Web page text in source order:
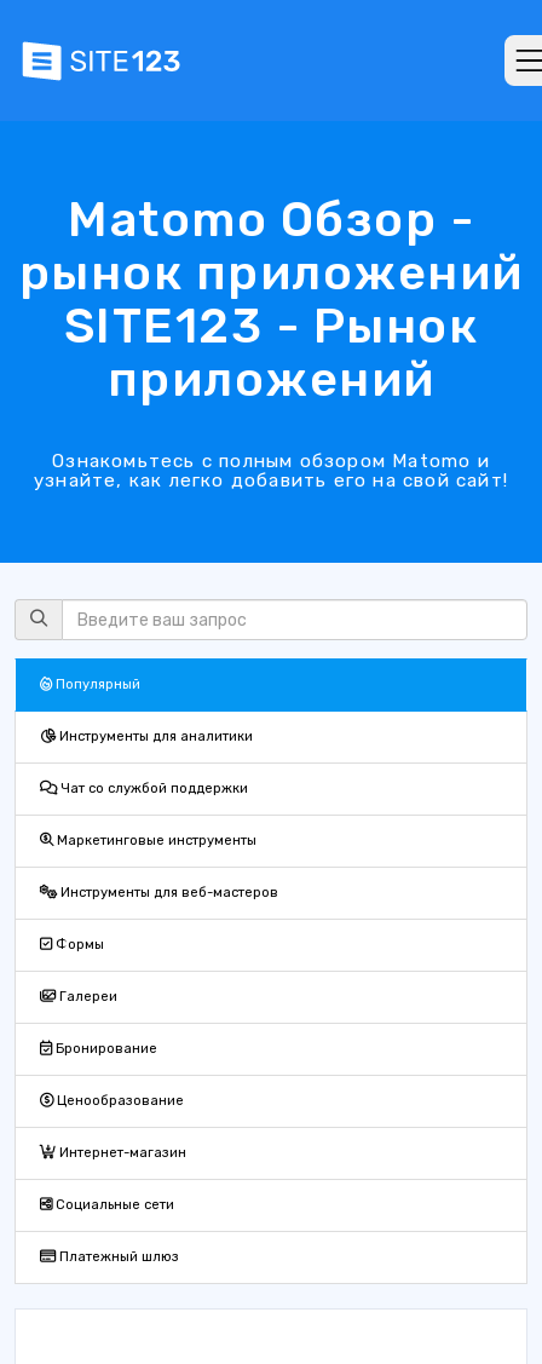
Matomo Обзор -
рынок приложений
SITE123 - Рынок
приложений
Ознакомьтесь с полным обзором Matomo и
узнайте, как легко добавить его на свой сайт!
Популярный
Инструменты для аналитики
Чат со службой поддержки
Маркетинговые инструменты
Инструменты для веб-мастеров
Формы
Галереи
Бронирование
Ценообразование
Интернет-магазин
Социальные сети
Платежный шлюз